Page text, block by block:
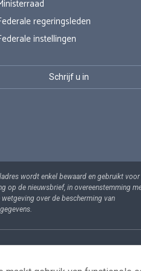
regeringsleden
instellingen
wordt enkel bewaard en gebruikt voor
op de nieuwsbrief, in overeenstemming
wetgeving over de bescherming van